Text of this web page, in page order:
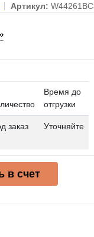
Артикул:
Время до
отгрузки
заказ Уточняйте
в счет